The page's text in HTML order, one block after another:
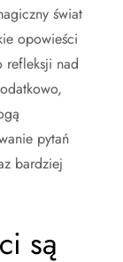
świat
opowieści
refleksji nad
pytań
bardziej
są